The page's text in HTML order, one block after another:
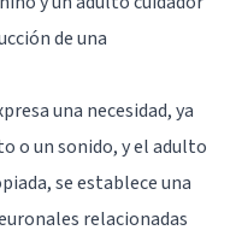
de una
una necesidad, ya
o un sonido, y el adulto
se establece una
relacionadas